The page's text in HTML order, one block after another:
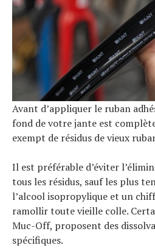
Avant d’appliquer le ruban
fond de votre jante est
exempt de résidus de vieux
Il est préférable d’éviter
tous les résidus, sauf les plus
l’alcool isopropylique et un
ramollir toute vieille colle.
Muc-Off, proposent des
spécifiques.